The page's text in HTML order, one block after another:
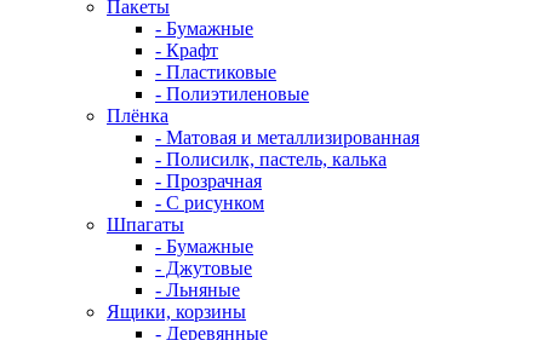
Пакеты
- Бумажные
- Крафт
- Пластиковые
- Полиэтиленовые
Плёнка
- Матовая и металлизированная
- Полисилк, пастель, калька
- Прозрачная
- С рисунком
Шпагаты
- Бумажные
- Джутовые
- Льняные
Ящики, корзины
- Деревянные